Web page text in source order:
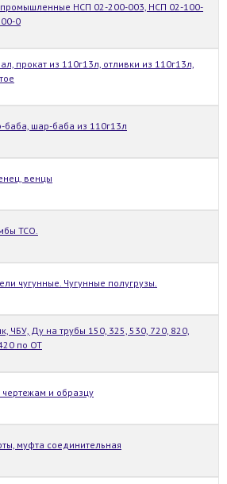
промышленные НСП 02-200-003, НСП 02-100-
0
прокат из 110г13л, отливки из 110г13л,
баба, шар-баба из 110г13л
венцы
ТСО.
чугунные. Чугунные полугрузы.
ЧБУ, Ду на трубы 150, 325, 530, 720, 820,
по ОТ
и образцу
муфта соединительная